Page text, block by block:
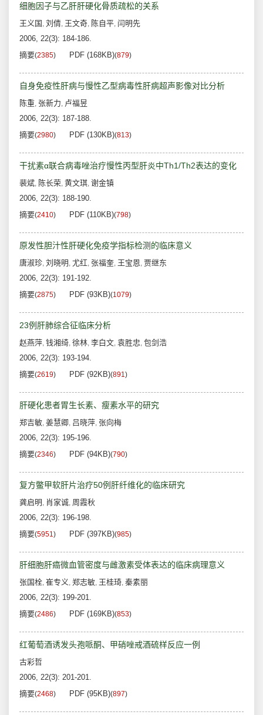
细胞因子与乙肝肝硬化骨质疏松的关系
王义国 , 刘倩, 王文奇, 陈自平, 闫明先
2006, 22(3): 184-186.
摘要(2385) PDF (168KB)(879)
自身免疫性肝病与慢性乙型病毒性肝病超声影像对比分析
陈重, 张新力, 卢福昱
2006, 22(3): 187-188.
摘要(2980) PDF (130KB)(813)
干扰素α联合病毒唑治疗慢性丙型肝炎中Th1/Th2表达的变化
裴斌, 陈长荣, 黄文琪, 谢金镇
2006, 22(3): 188-190.
摘要(2410) PDF (110KB)(798)
原发性胆汁性肝硬化免疫学指标检测的临床意义
唐淑珍, 刘晓明 , 尤红, 张福奎, 王宝恩, 贾继东
2006, 22(3): 191-192.
摘要(2875) PDF (93KB)(1079)
23例肝肺综合征临床分析
赵燕萍, 钱湘绮, 徐林, 李白文, 袁胜忠, 包剑浩
2006, 22(3): 193-194.
摘要(2619) PDF (92KB)(891)
肝硬化患者胃生长素、瘦素水平的研究
郑吉敏, 姜慧卿, 吕晓萍, 张向梅
2006, 22(3): 195-196.
摘要(2346) PDF (94KB)(790)
复方鳖甲软肝片治疗50例肝纤维化的临床研究
龚启明 , 肖家诚, 周霞秋
2006, 22(3): 196-198.
摘要(5951) PDF (397KB)(985)
肝细胞肝癌微血管密度与雌激素受体表达的临床病理意义
张国栓, 崔专义, 郑志敏, 王桂琦, 秦素丽
2006, 22(3): 199-201.
摘要(2486) PDF (169KB)(853)
红葡萄酒诱发头孢哌酮、甲硝唑戒酒硫样反应一例
古彩哲
2006, 22(3): 201-201.
摘要(2468) PDF (95KB)(897)